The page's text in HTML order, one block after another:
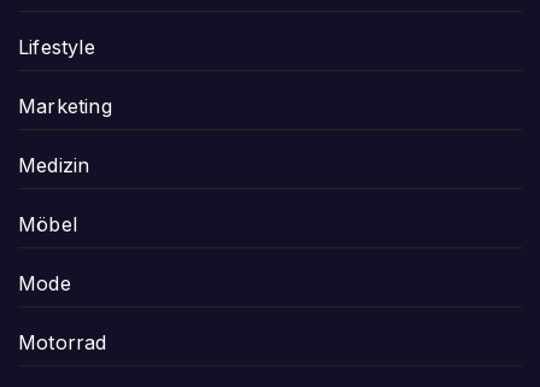
Lifestyle
Marketing
Medizin
Möbel
Mode
Motorrad